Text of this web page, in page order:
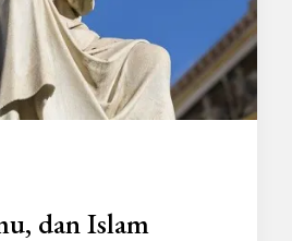
dan Islam